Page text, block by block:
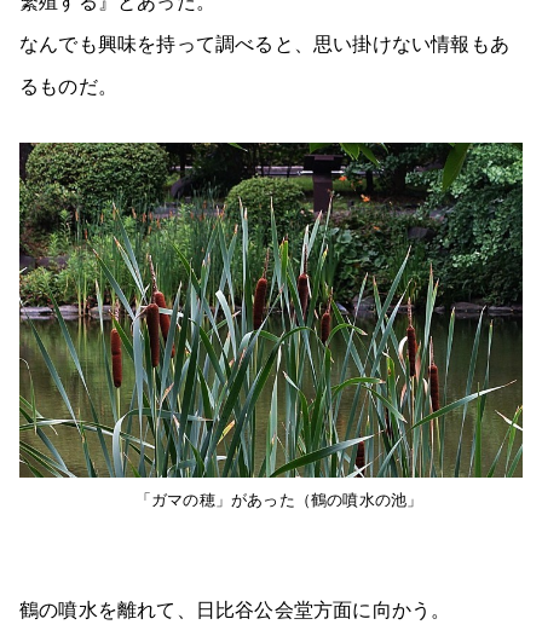
なんでも興味を持って調べると、思い掛けない情報もあ
るものだ。
「ガマの穂」があった（鶴の噴水の池」
鶴の噴水を離れて、日比谷公会堂方面に向かう。